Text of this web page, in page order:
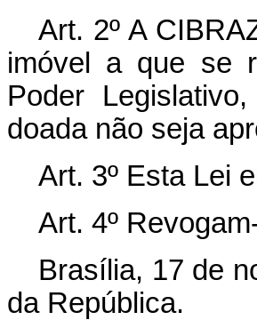
Art. 2º A
imóvel a que se
Poder
doada não seja
Art. 3º Esta Lei
Art. 4º
Brasília, 17 de
da República.